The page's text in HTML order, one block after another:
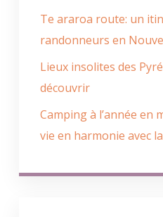
Te araroa route: un
randonneurs en
Lieux insolites des
découvrir
Camping à l’année en
vie en harmonie avec